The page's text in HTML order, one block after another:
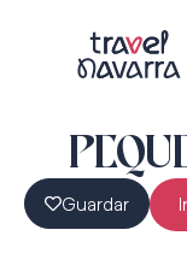
Guardar